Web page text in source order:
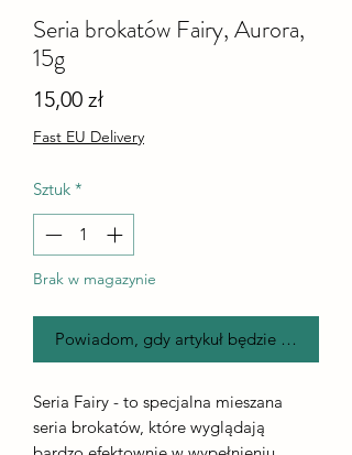
Seria brokatów Fairy, Aurora,
15g
15,00 złCena
Fast EU Delivery
Sztuk *
Brak w magazynie
Powiadom, gdy artykuł będzie dostępny
Seria Fairy - to specjalna mieszana
seria brokatów, które wyglądają